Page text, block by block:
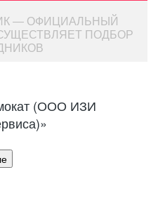
— ОФИЦИАЛЬНЫЙ
ПОДБОР
(ООО ИЗИ